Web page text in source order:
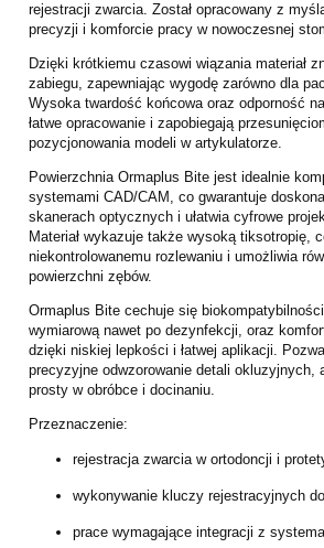
rejestracji zwarcia. Został opracowany z
precyzji i komforcie pracy w nowoczesnej
Dzięki krótkiemu czasowi wiązania materiał
zabiegu, zapewniając wygodę zarówno dla
Wysoka twardość końcowa oraz odporność
łatwe opracowanie i zapobiegają
pozycjonowania modeli w artykulatorze.
Powierzchnia Ormaplus Bite jest idealnie
systemami CAD/CAM, co gwarantuje
skanerach optycznych i ułatwia cyfrowe
Materiał wykazuje także wysoką tiksotropię,
niekontrolowanemu rozlewaniu i umożliwia
powierzchni zębów.
Ormaplus Bite cechuje się
wymiarową nawet po dezynfekcji, oraz
dzięki niskiej lepkości i łatwej aplikacji.
precyzyjne odwzorowanie detali okluzyjnych,
prosty w obróbce i docinaniu.
Przeznaczenie:
rejestracja zwarcia w ortodoncji i
wykonywanie kluczy rejestracyjnych
prace wymagające integracji z